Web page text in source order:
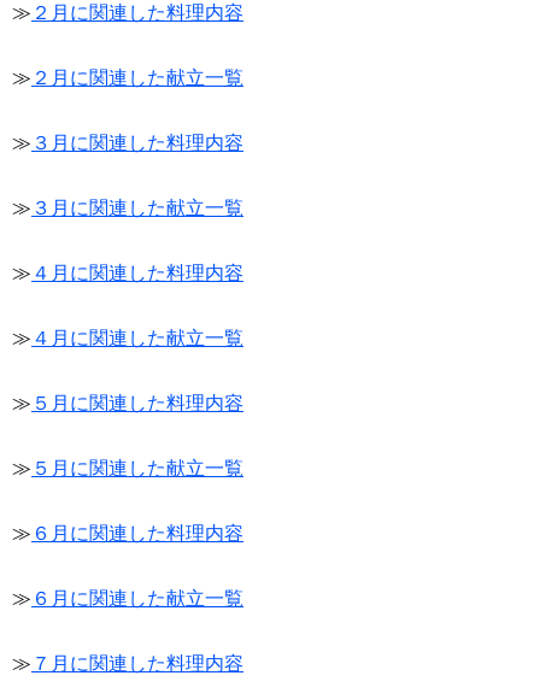
≫ ２月に関連した料理内容
≫ ２月に関連した献立一覧
≫ ３月に関連した料理内容
≫ ３月に関連した献立一覧
≫ ４月に関連した料理内容
≫ ４月に関連した献立一覧
≫ ５月に関連した料理内容
≫ ５月に関連した献立一覧
≫ ６月に関連した料理内容
≫ ６月に関連した献立一覧
≫ ７月に関連した料理内容